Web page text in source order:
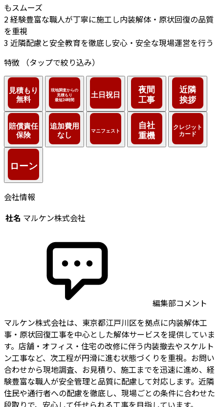
もスムーズ
2経験豊富な職人が丁寧に施工し内装解体・原状回復の品質
を重視
3 近隣配慮と安全教育を徹底し安心・安全な現場運営を行う
特徴
（タップで絞り込み）
会社情報
社名 マルケン株式会社
編集部コメント
マルケン株式会社は、東京都江戸川区を拠点に内装解体工
事・原状回復工事を中心とした解体サービスを提供していま
す。店舗・オフィス・住宅の改修に伴う内装撤去やスケルト
ン工事など、次工程が円滑に進む状態づくりを重視。お問い
合わせから現地調査、お見積り、施工までを迅速に進め、経
験豊富な職人が安全管理と品質に配慮して対応します。近隣
住民や通行者への配慮を徹底し、現場ごとの条件に合わせた
段取りで、安心して任せられる工事を目指しています。